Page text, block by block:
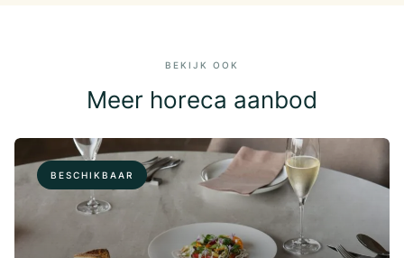
BEKIJK OOK
Meer horeca aanbod
BESCHIKBAAR